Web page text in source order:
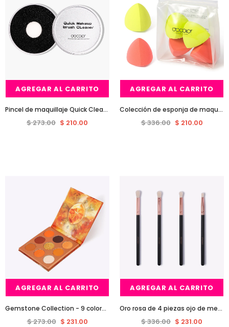
AGREGAR AL CARRITO
Pincel de maquillaje Quick Cleaner
$ 273.00 $ 210.00
AGREGAR AL CARRITO
Colección de esponja de maquillaje de neón - 4 piezas
$ 336.00 $ 210.00
AGREGAR AL CARRITO
Gemstone Collection - 9 colores paletas de sombras (SOUL)-Serie NARANJA
$ 273.00 $ 231.00
AGREGAR AL CARRITO
Oro rosa de 4 piezas ojo de mezcla del sistema de cepillo
$ 336.00 $ 231.00